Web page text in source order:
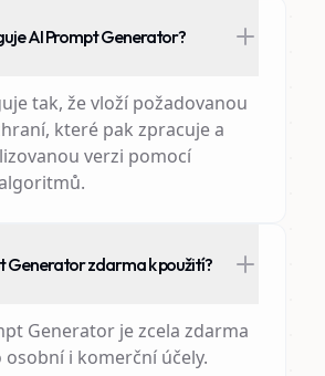
AI Prompt Generator?
tak, že vloží požadovanou
které pak zpracuje a
verzi pomocí
Generator zdarma k použití?
Generator je zcela zdarma
i komerční účely.